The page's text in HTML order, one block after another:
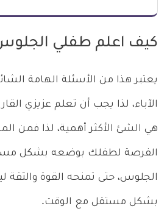
كيف اعلم طفلي
يعتبر هذا من الأسئلة الهامة
الآباء، لذا يجب أن تعلم عزيزي
هي الشئ الأكثر أهمية، لذا فمن
الفرصة لطفلك بوضعه بشكل
الجلوس، حتى تمنحه القوة
بشكل مستقل مع الوقت.